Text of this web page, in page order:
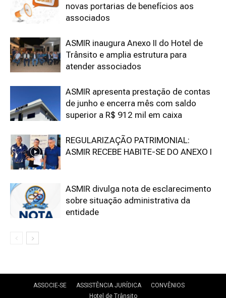
novas portarias de benefícios aos
associados
ASMIR inaugura Anexo II do Hotel de
Trânsito e amplia estrutura para
atender associados
ASMIR apresenta prestação de contas
de junho e encerra mês com saldo
superior a R$ 912 mil em caixa
REGULARIZAÇÃO PATRIMONIAL:
ASMIR RECEBE HABITE-SE DO ANEXO I
ASMIR divulga nota de esclarecimento
sobre situação administrativa da
entidade
ASSOCIE-SE ASSISTÊNCIA JURÍDICA
CONVÊNIOS
Hotel de Trânsito